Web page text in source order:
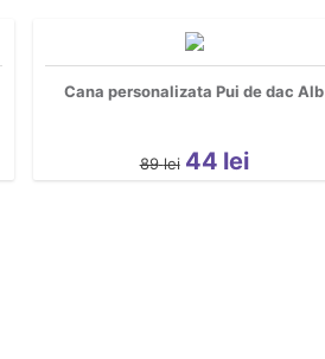
Cana personalizata Pui de dac Alb
89 lei 44 lei